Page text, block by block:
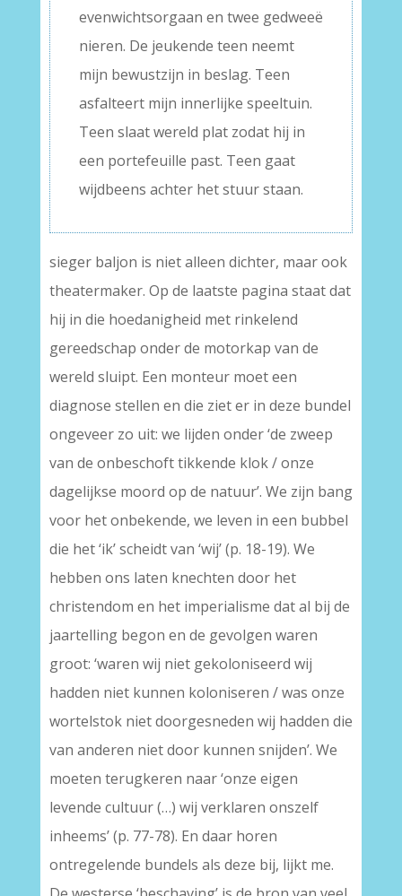
evenwichtsorgaan en twee gedweeë
nieren. De jeukende teen neemt
mijn bewustzijn in beslag. Teen
asfalteert mijn innerlijke speeltuin.
Teen slaat wereld plat zodat hij in
een portefeuille past. Teen gaat
wijdbeens achter het stuur staan.
sieger baljon is niet alleen dichter, maar ook
theatermaker. Op de laatste pagina staat dat
hij in die hoedanigheid met rinkelend
gereedschap onder de motorkap van de
wereld sluipt. Een monteur moet een
diagnose stellen en die ziet er in deze bundel
ongeveer zo uit: we lijden onder ‘de zweep
van de onbeschoft tikkende klok / onze
dagelijkse moord op de natuur’. We zijn bang
voor het onbekende, we leven in een bubbel
die het ‘ik’ scheidt van ‘wij’ (p. 18-19). We
hebben ons laten knechten door het
christendom en het imperialisme dat al bij de
jaartelling begon en de gevolgen waren
groot: ‘waren wij niet gekoloniseerd wij
hadden niet kunnen koloniseren / was onze
wortelstok niet doorgesneden wij hadden die
van anderen niet door kunnen snijden’. We
moeten terugkeren naar ‘onze eigen
levende cultuur (…) wij verklaren onszelf
inheems’ (p. 77-78). En daar horen
ontregelende bundels als deze bij, lijkt me.